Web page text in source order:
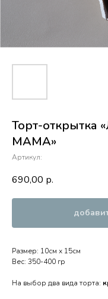
Торт-открытка
МАМА»
Артикул:
690,00 р.
Размер: 10см х 15см
Вес: 350-400 гр
На выбор два вида торта: